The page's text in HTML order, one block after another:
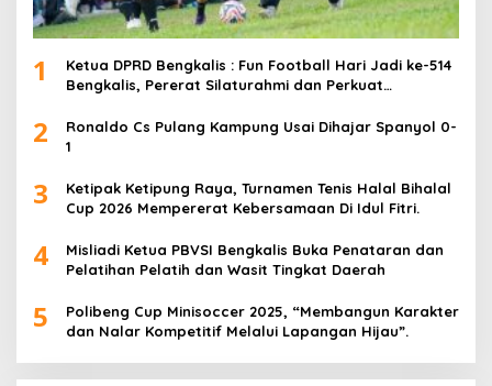
1
Ketua DPRD Bengkalis : Fun Football Hari Jadi ke-514
Bengkalis, Pererat Silaturahmi dan Perkuat
2
Ronaldo Cs Pulang Kampung Usai Dihajar Spanyol 0-
1
3
Ketipak Ketipung Raya, Turnamen Tenis Halal Bihalal
Cup 2026 Mempererat Kebersamaan Di Idul Fitri.
4
Misliadi Ketua PBVSI Bengkalis Buka Penataran dan
Pelatihan Pelatih dan Wasit Tingkat Daerah
5
Polibeng Cup Minisoccer 2025, “Membangun Karakter
dan Nalar Kompetitif Melalui Lapangan Hijau”.